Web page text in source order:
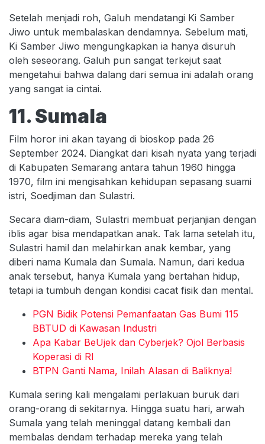
Setelah menjadi roh, Galuh mendatangi Ki Samber
Jiwo untuk membalaskan dendamnya. Sebelum mati,
Ki Samber Jiwo mengungkapkan ia hanya disuruh
oleh seseorang. Galuh pun sangat terkejut saat
mengetahui bahwa dalang dari semua ini adalah orang
yang sangat ia cintai.
11. Sumala
Film horor ini akan tayang di bioskop pada 26
September 2024. Diangkat dari kisah nyata yang terjadi
di Kabupaten Semarang antara tahun 1960 hingga
1970, film ini mengisahkan kehidupan sepasang suami
istri, Soedjiman dan Sulastri.
Secara diam-diam, Sulastri membuat perjanjian dengan
iblis agar bisa mendapatkan anak. Tak lama setelah itu,
Sulastri hamil dan melahirkan anak kembar, yang
diberi nama Kumala dan Sumala. Namun, dari kedua
anak tersebut, hanya Kumala yang bertahan hidup,
tetapi ia tumbuh dengan kondisi cacat fisik dan mental.
PGN Bidik Potensi Pemanfaatan Gas Bumi 115
BBTUD di Kawasan Industri
Apa Kabar BeUjek dan Cyberjek? Ojol Berbasis
Koperasi di RI
BTPN Ganti Nama, Inilah Alasan di Baliknya!
Kumala sering kali mengalami perlakuan buruk dari
orang-orang di sekitarnya. Hingga suatu hari, arwah
Sumala yang telah meninggal datang kembali dan
membalas dendam terhadap mereka yang telah